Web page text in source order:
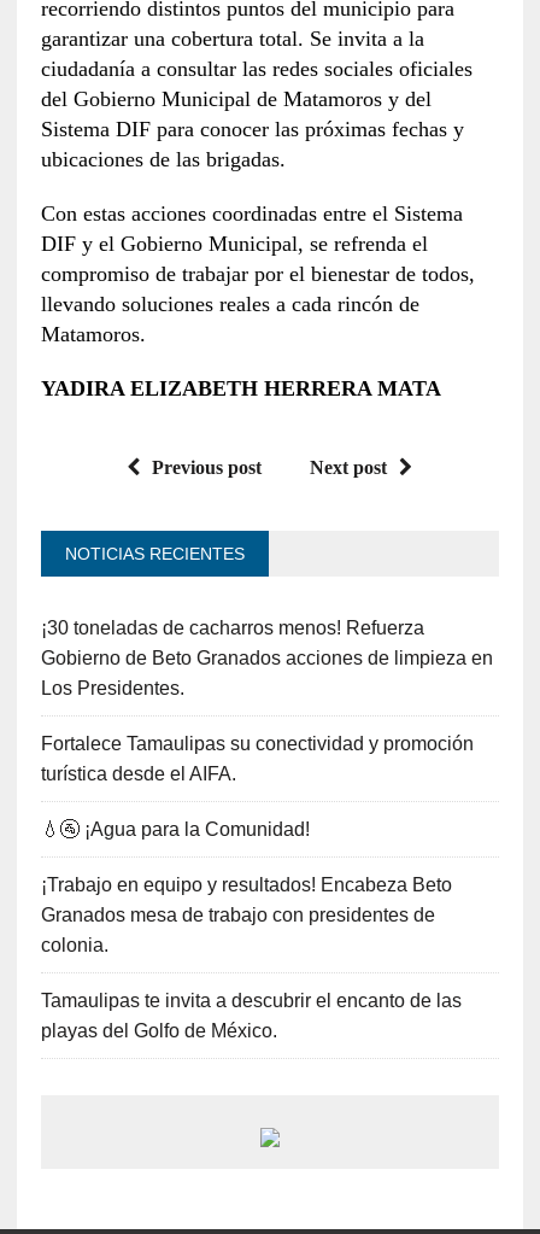
recorriendo distintos puntos del municipio para
garantizar una cobertura total. Se invita a la
ciudadanía a consultar las redes sociales oficiales
del Gobierno Municipal de Matamoros y del
Sistema DIF para conocer las próximas fechas y
ubicaciones de las brigadas.
Con estas acciones coordinadas entre el Sistema
DIF y el Gobierno Municipal, se refrenda el
compromiso de trabajar por el bienestar de todos,
llevando soluciones reales a cada rincón de
Matamoros.
YADIRA ELIZABETH HERRERA MATA
Previous post Next post
NOTICIAS RECIENTES
¡30 toneladas de cacharros menos! Refuerza
Gobierno de Beto Granados acciones de limpieza en
Los Presidentes.
Fortalece Tamaulipas su conectividad y promoción
turística desde el AIFA.
💧🚰 ¡Agua para la Comunidad!
¡Trabajo en equipo y resultados! Encabeza Beto
Granados mesa de trabajo con presidentes de
colonia.
Tamaulipas te invita a descubrir el encanto de las
playas del Golfo de México.